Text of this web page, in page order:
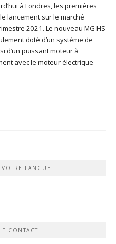
à Londres, les premières
lancement sur le marché
2021. Le nouveau MG HS
doté d’un système de
d’un puissant moteur à
avec le moteur électrique
LANGUE
CONTACT